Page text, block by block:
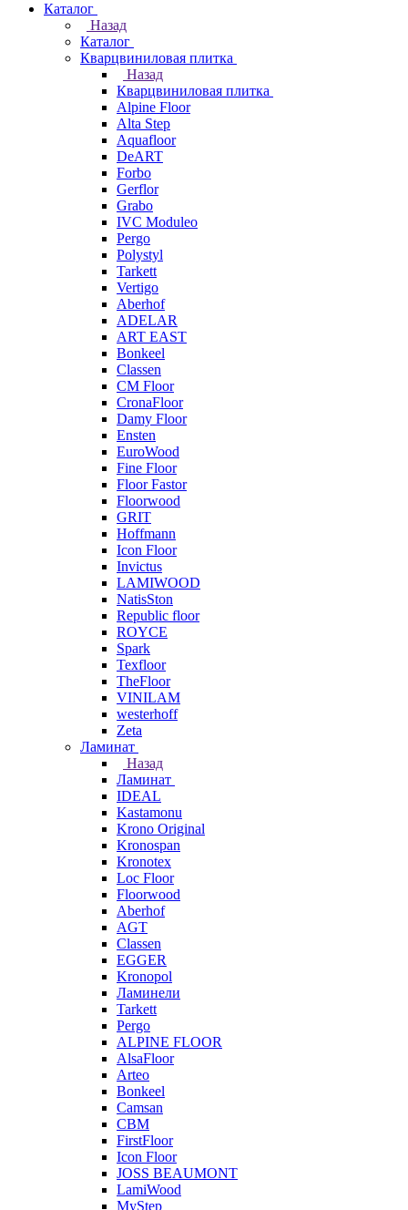
Каталог
Назад
Каталог
Кварцвиниловая плитка
Назад
Кварцвиниловая плитка
Alpine Floor
Alta Step
Aquafloor
DeART
Forbo
Gerflor
Grabo
IVC Moduleo
Pergo
Polystyl
Tarkett
Vertigo
Aberhof
ADELAR
ART EAST
Bonkeel
Classen
CM Floor
CronaFloor
Damy Floor
Ensten
EuroWood
Fine Floor
Floor Fastor
Floorwood
GRIT
Hoffmann
Icon Floor
Invictus
LAMIWOOD
NatisSton
Republic floor
ROYCE
Spark
Texfloor
TheFloor
VINILAM
westerhoff
Zeta
Ламинат
Назад
Ламинат
IDEAL
Kastamonu
Krono Original
Kronospan
Kronotex
Loc Floor
Floorwood
Aberhof
AGT
Classen
EGGER
Kronopol
Ламинели
Tarkett
Pergo
ALPINE FLOOR
AlsaFloor
Arteo
Bonkeel
Camsan
CBM
FirstFloor
Icon Floor
JOSS BEAUMONT
LamiWood
MyStep